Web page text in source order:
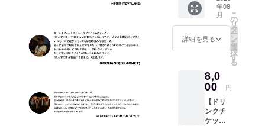
い。 ※
掲載不
要の方
は備考
ご記入
くださ
い
HEDWi
NGス
テッ
スター
へのお
名前掲
載。 ※
掲載可
能な方
支援】
● Tシャ
ツ
(BLAC
K or
WHITE)
・サイ
ズ：M /
L / XL /
XXL ●
ドリン
クチ
年08
月
詳細を見る
こ
の
リ
タ
ー
ン
を
選
択
す
る
8,0
00 円
【ドリ
ンクチ
ケット